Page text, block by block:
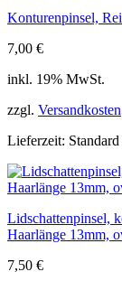
Konturenpinsel,
7,00 €
inkl. 19% MwSt.
zzgl. Versandkosten
Lieferzeit: Standard
Lidschattenpinsel,
Haarlänge 13mm,
7,50 €